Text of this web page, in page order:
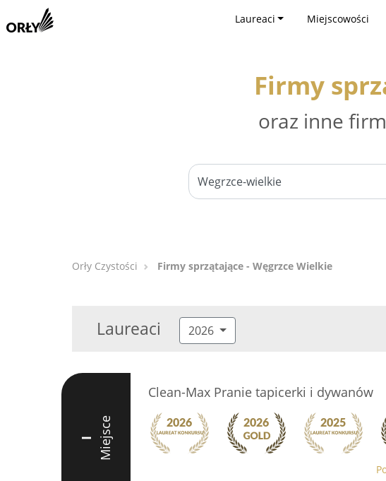
Laureaci Miejscowości
Firmy
oraz inne
Orły Czystości Firmy sprzątające - Węgrzce Wielkie
Laureaci 2026
I Miejsce
Clean-Max Pranie tapicerki i dywanów